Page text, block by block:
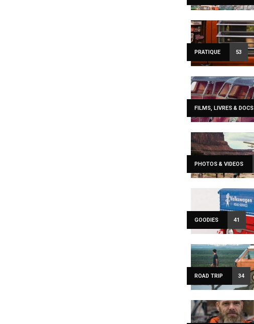
PRATIQUE 53
FILMS, LIVRES & DOCS
PHOTOS & VIDEOS
GOODIES 41
ROAD TRIP 34